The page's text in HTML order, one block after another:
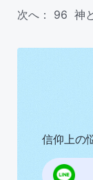
次へ： 96 神
信仰上の